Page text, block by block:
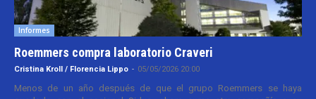
Informes
Roemmers compra laboratorio Craveri
Cristina Kroll / Florencia Lippo - 05/05/2026 20:00
Menos de un año después de que el grupo Roemmers se haya